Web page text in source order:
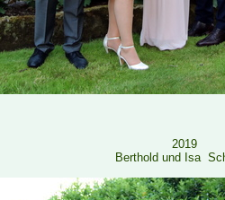
2019
Berthold und Isa